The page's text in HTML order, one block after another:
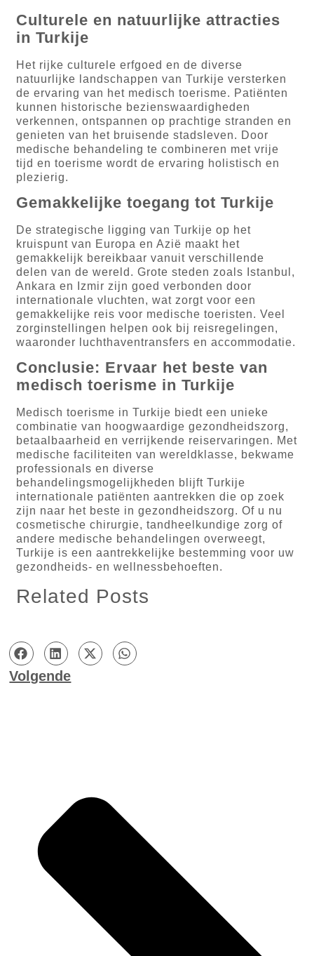
Culturele en natuurlijke attracties
in Turkije
Het rijke culturele erfgoed en de diverse
natuurlijke landschappen van Turkije versterken
de ervaring van het medisch toerisme. Patiënten
kunnen historische bezienswaardigheden
verkennen, ontspannen op prachtige stranden en
genieten van het bruisende stadsleven. Door
medische behandeling te combineren met vrije
tijd en toerisme wordt de ervaring holistisch en
plezierig.
Gemakkelijke toegang tot Turkije
De strategische ligging van Turkije op het
kruispunt van Europa en Azië maakt het
gemakkelijk bereikbaar vanuit verschillende
delen van de wereld. Grote steden zoals Istanbul,
Ankara en Izmir zijn goed verbonden door
internationale vluchten, wat zorgt voor een
gemakkelijke reis voor medische toeristen. Veel
zorginstellingen helpen ook bij reisregelingen,
waaronder luchthaventransfers en accommodatie.
Conclusie: Ervaar het beste van
medisch toerisme in Turkije
Medisch toerisme in Turkije biedt een unieke
combinatie van hoogwaardige gezondheidszorg,
betaalbaarheid en verrijkende reiservaringen. Met
medische faciliteiten van wereldklasse, bekwame
professionals en diverse
behandelingsmogelijkheden blijft Turkije
internationale patiënten aantrekken die op zoek
zijn naar het beste in gezondheidszorg. Of u nu
cosmetische chirurgie, tandheelkundige zorg of
andere medische behandelingen overweegt,
Turkije is een aantrekkelijke bestemming voor uw
gezondheids- en wellnessbehoeften.
Related Posts
Volgende